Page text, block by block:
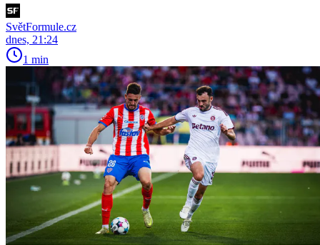
SvětFormule.cz
dnes, 21:24
1 min